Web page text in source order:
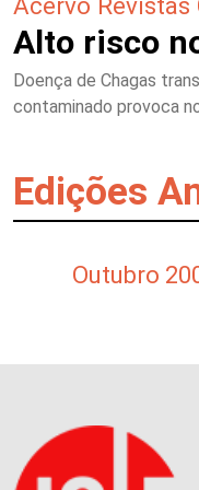
Alto risco
Doença de Chagas
contaminado provoca
Edições
Outubro